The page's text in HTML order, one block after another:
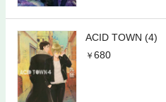
ACID TOWN (4)
680